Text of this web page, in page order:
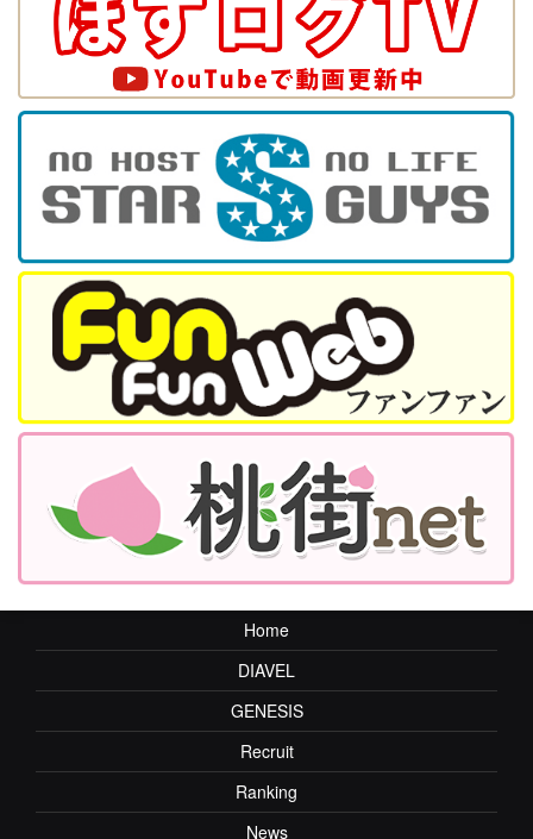
Home
DIAVEL
GENESIS
Recruit
Ranking
News